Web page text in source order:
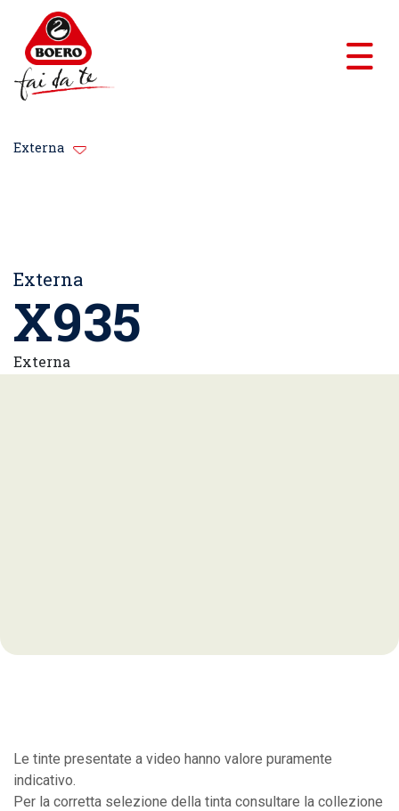
Externa
Externa
X935
Externa
Le tinte presentate a video hanno valore puramente
indicativo.
Per la corretta selezione della tinta consultare la collezione